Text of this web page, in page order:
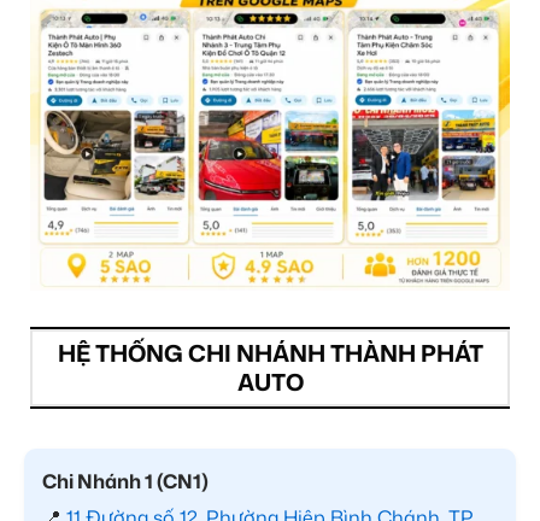
HỆ THỐNG CHI NHÁNH THÀNH PHÁT
AUTO
Chi Nhánh 1 (CN1)